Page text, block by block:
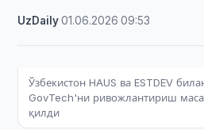
UzDaily·01.06.2026 ·09:53
Ўзбекистон HAUS ва ESTDEV
GovTech'ни ривожлантириш
қилди